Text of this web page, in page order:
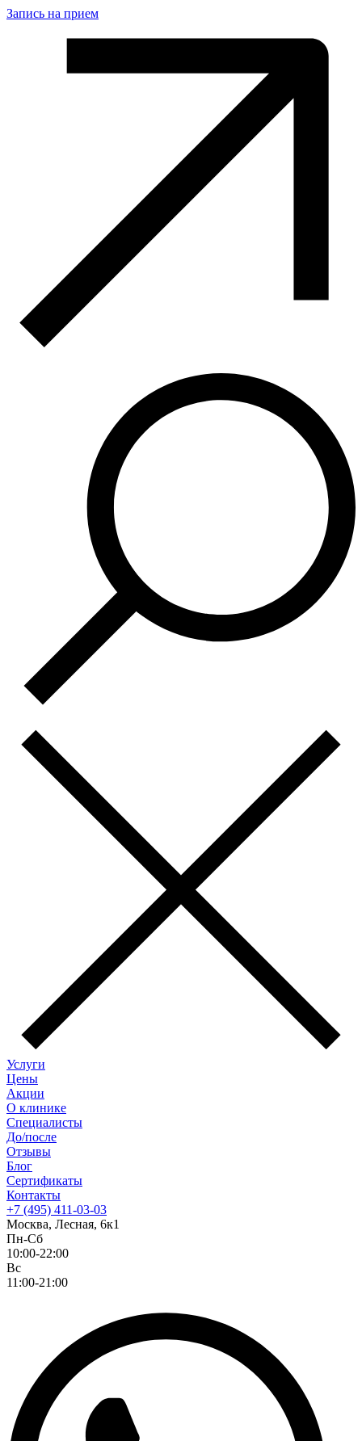
Запись на прием
Услуги
Цены
Акции
О клинике
Специалисты
До/после
Отзывы
Блог
Сертификаты
Контакты
+7 (495) 411-03-03
Москва, Лесная, 6к1
Пн-Сб
10:00-22:00
Вс
11:00-21:00